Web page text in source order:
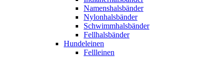
Namenshalsbänder
Nylonhalsbänder
Schwimmhalsbänder
Fellhalsbänder
Hundeleinen
Fellleinen